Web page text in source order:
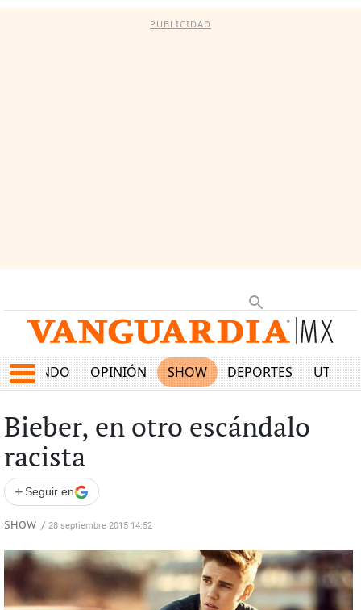
PUBLICIDAD
MUNDO OPINIÓN SHOW DEPORTES
Bieber, en otro escándalo
racista
+ Seguir en
SHOW / 28 septiembre 2015 14:52